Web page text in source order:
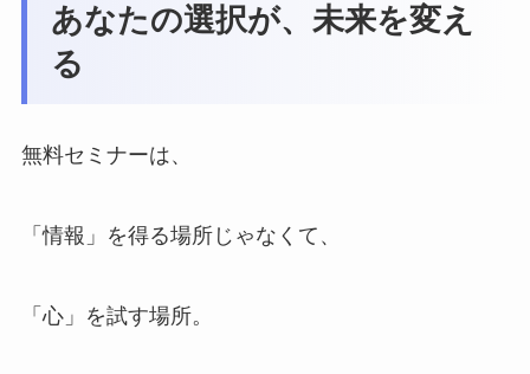
あなたの選択が、未来を変え
る
無料セミナーは、
「情報」を得る場所じゃなくて、
「心」を試す場所。